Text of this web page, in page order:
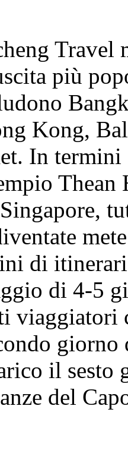
Travel
più
Kong,
In
di
di 4-5
viaggiatori
giorno
il
del